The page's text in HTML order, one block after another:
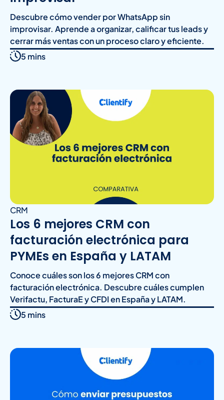
Descubre cómo vender por WhatsApp sin
improvisar. Aprende a organizar, calificar tus leads y
cerrar más ventas con un proceso claro y eficiente.
5 mins
CRM
Los 6 mejores CRM con
facturación electrónica para
PYMEs en España y LATAM
Conoce cuáles son los 6 mejores CRM con
facturación electrónica. Descubre cuáles cumplen
Verifactu, FacturaE y CFDI en España y LATAM.
5 mins